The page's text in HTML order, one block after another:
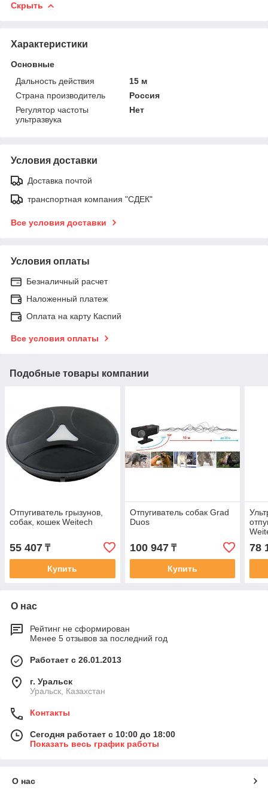
Скрыть
Характеристики
Основные
Дальность действия
15 м
Страна производитель
Россия
Регулятор частоты
ультразвука
Нет
Условия доставки
Доставка почтой
транспортная компания "СДЕК"
Все условия доставки
Условия оплаты
Безналичный расчет
Наложенный платеж
Оплата на карту Каспий
Все условия оплаты
Подобные товары компании
Отпугиватель грызунов,
собак, кошек Weitech
55 407 ₸
Купить
Отпугиватель собак Grad
Duos
100 947₸
Купить
78
О нас
Рейтинг не сформирован
Менее 5 отзывов за последний год
Работает с 26.01.2013
г. Уральск
Уральск, Казахстан
Контакты
Сегодня работает с 10:00 до 18:00
Показать весь график работы
О нас